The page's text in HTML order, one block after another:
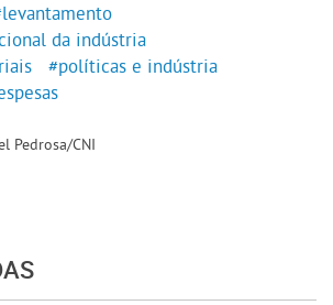
da indústria
#políticas e indústria
Pedrosa/CNI